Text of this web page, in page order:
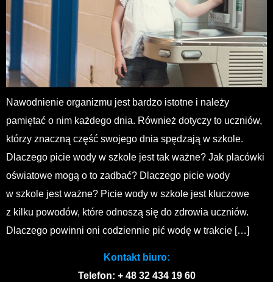
Nawodnienie organizmu jest bardzo istotne i należy
pamiętać o nim każdego dnia. Również dotyczy to uczniów,
którzy znaczną część swojego dnia spędzają w szkole.
Dlaczego picie wody w szkole jest tak ważne? Jak placówki
oświatowe mogą o to zadbać? Dlaczego picie wody
w szkole jest ważne? Picie wody w szkole jest kluczowe
z kilku powodów, które odnoszą się do zdrowia uczniów.
Dlaczego powinni oni codziennie pić wodę w trakcie […]
Kontakt biuro:
Telefon: + 48 32 434 19 60